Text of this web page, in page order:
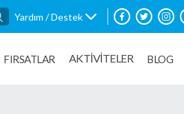
Yardım / Destek
FIRSATLAR AKTİVİTELER BLOG